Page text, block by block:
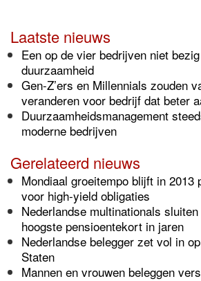
Laatste nieuws
Een op de vier bedrijven niet
duurzaamheid
Gen-Z’ers en Millennials zouden
veranderen voor bedrijf dat beter
Duurzaamheidsmanagement
moderne bedrijven
Gerelateerd nieuws
Mondiaal groeitempo blijft in 2013
voor high-yield obligaties
Nederlandse multinationals
hoogste pensioentekort in jaren
Nederlandse belegger zet vol in
Staten
Mannen en vrouwen beleggen